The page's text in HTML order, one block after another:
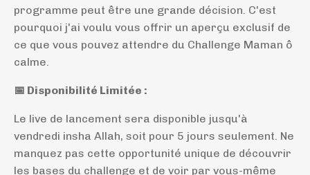
programme peut être une grande décision. C'est
pourquoi j'ai voulu vous offrir un aperçu exclusif de
ce que vous pouvez attendre du Challenge Maman ô
calme.
📅 Disponibilité Limitée :
Le live de lancement sera disponible jusqu'à
vendredi insha Allah, soit pour 5 jours seulement. Ne
manquez pas cette opportunité unique de découvrir
les bases du challenge et de voir par vous-même